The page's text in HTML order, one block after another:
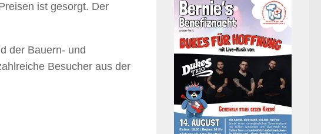
ist gesorgt. Der
der Bauern- und
Besucher aus der